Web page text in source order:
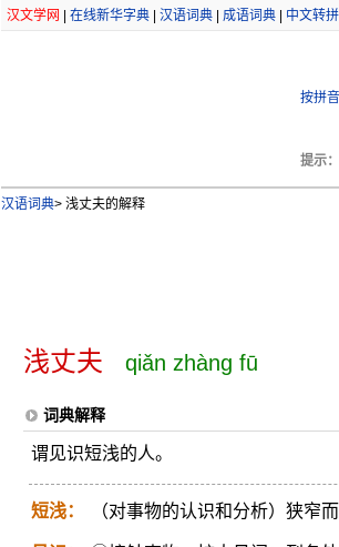
汉文学网 在线新华字典| 汉语词典| 成语词典| 中文转
按拼
提示：
汉语词典>浅丈夫的解释
浅丈夫 qiǎn zhàng fū
词典解释
谓见识短浅的人。
短浅： （对事物的认识和分析）狭窄